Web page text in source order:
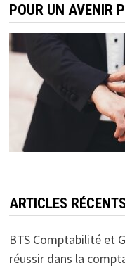
POUR UN AVENIR
ARTICLES RÉCENTS
BTS Comptabilité et
réussir dans la